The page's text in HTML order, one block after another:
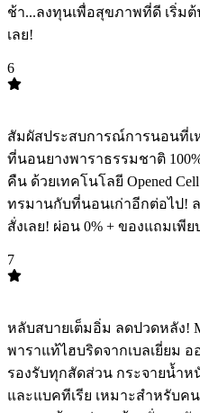
ช้า...ลงทุนเพื่อสุขภาพที่ดี เริ่ม
เลย!
6
สัมผัสประสบการณ์การนอนที่เห
ที่นอนยางพาราธรรมชาติ
คืน ด้วยเทคโนโลยี Opened
ทรมานกับที่นอนเก่าอีกต่อไป!
สั่งเลย! ผ่อน 0% + ของแถมเพีย
7
หลับสบายเต็มอิ่ม ลดปวดหลัง!
พาราแท้ไฮบริดจากเบลเยี่ยม
รองรับทุกสัดส่วน กระจายน้ำ
และแบคทีเรีย เหมาะสำหรับค